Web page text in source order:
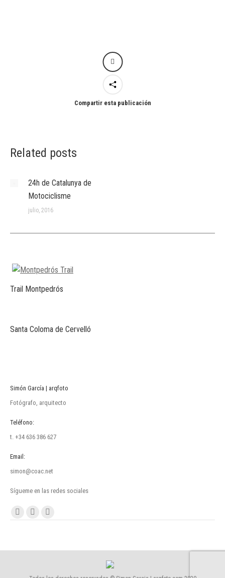
Compartir esta publicación
Related posts
24h de Catalunya de
Motociclisme
julio, 2016
Trail Montpedrós
Santa Coloma de Cervelló
Simón García | arqfoto
Fotógrafo, arquitecto
Teléfono:
t. +34 636 386 627
Email:
simon@coac.net
Sígueme en las redes sociales
Encuéntranos en: